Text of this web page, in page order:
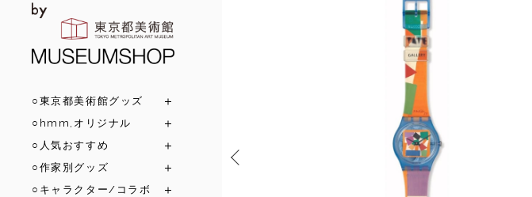
○東京都美術館グッズ
○hmm,オリジナル
○人気おすすめ
○作家別グッズ
○キャラクター/コラボ